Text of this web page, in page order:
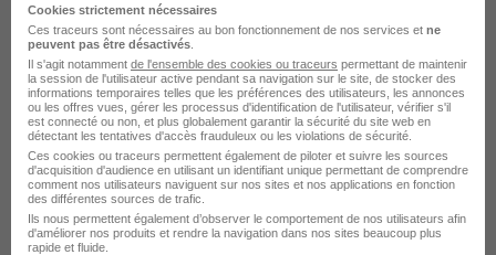
Exploitant Régulateur - Alternance
H/F
ISTELI
Jarville-la-Malgrange - 54
Alternance
504,10 - 1 867,02 € / mois
Voir l’offre
il y a 10 jours
Cookies strictement nécessaires
Ces traceurs sont nécessaires au bon fonctionnement de nos services et ne
peuvent pas être désactivés
Il s'agit notamment de l'ensemble des cookies ou traceurs permettant de maintenir
la session de l'utilisateur active pendant sa navigation sur le site, de stocker des
informations temporaires telles que les préférences des utilisateurs, les annonces
ou les offres vues, gérer les processus d'identification de l'utilisateur, vérifier s'il
est connecté ou non, et plus globalement garantir la sécurité du site web en
détectant les tentatives d'accès frauduleux ou les violations de sécurité.
Ces cookies ou traceurs permettent également de piloter et suivre les sources
d'acquisition d'audience en utilisant un identifiant unique permettant de comprendre
comment nos utilisateurs naviguent sur nos sites et nos applications en fonction
des différentes sources de trafic.
Ils nous permettent également d’observer le comportement de nos utilisateurs afin
d'améliorer nos produits et rendre la navigation dans nos sites beaucoup plus
rapide et fluide.